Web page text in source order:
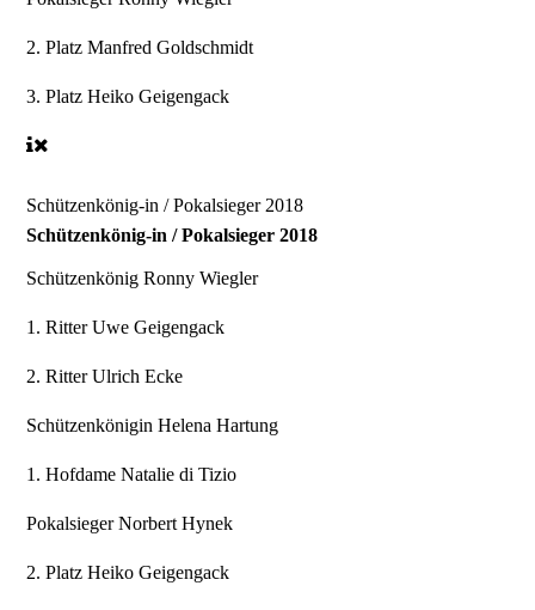
2. PlatzManfred Goldschmidt
3. PlatzHeiko Geigengack
Schützenkönig-in / Pokalsieger 2018
Schützenkönig-in / Pokalsieger 2018
SchützenkönigRonny Wiegler
1. RitterUwe Geigengack
2. RitterUlrich Ecke
SchützenköniginHelena Hartung
1. HofdameNatalie di Tizio
PokalsiegerNorbert Hynek
2. PlatzHeiko Geigengack